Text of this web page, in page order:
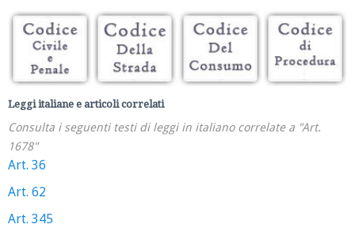
Leggi italiane e articoli correlati
Consulta i seguenti testi di leggi in italiano correlate a "Art.
1678"
Art. 36
Art. 62
Art. 345